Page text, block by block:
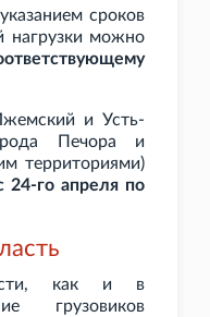
сроков
нагрузки можно
и Усть-
Печора и
территориями)
24-го апреля по
как и в
грузовиков